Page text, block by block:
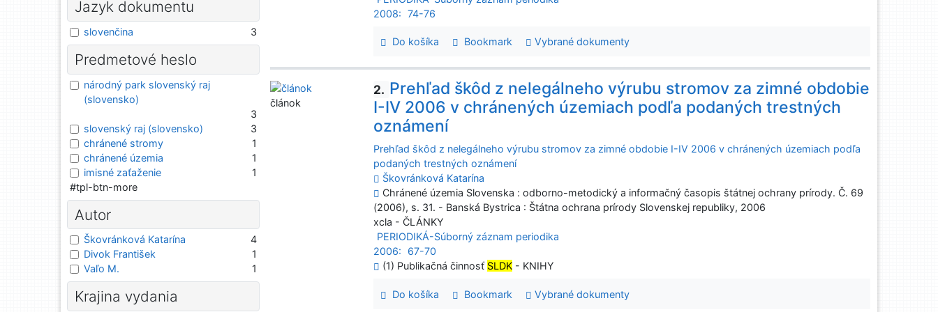
2008:
74-76
Do košíka Bookmark Vybrané dokumenty
2. Prehľad škôd z nelegálneho výrubu stromov za zimné obdobie
I-IV 2006 v chránených územiach podľa podaných trestných
oznámení
Prehľad škôd z nelegálneho výrubu stromov za zimné obdobie I-IV 2006 v chránených územiach podľa
podaných trestných oznámení
Škovránková Katarína
Chránené územia Slovenska : odborno-metodický a informačný časopis štátnej ochrany prírody. Č. 69
(2006), s. 31. - Banská Bystrica : Štátna ochrana prírody Slovenskej republiky, 2006
xcla - ČLÁNKY
PERIODIKÁ-Súborný záznam periodika
2006:
67-70
(1) Publikačná činnosť SLDK - KNIHY
Do košíka Bookmark Vybrané dokumenty
článok
Jazyk dokumentu
slovenčina 3
Predmetové heslo
národný park slovenský raj
(slovensko)
3
slovenský raj (slovensko)
3
chránené stromy
1
chránené územia
1
imisné zaťaženie
1
#tpl-btn-more
Autor
Škovránková Katarína
4
Divok František
1
Vaľo M.
1
Krajina vydania